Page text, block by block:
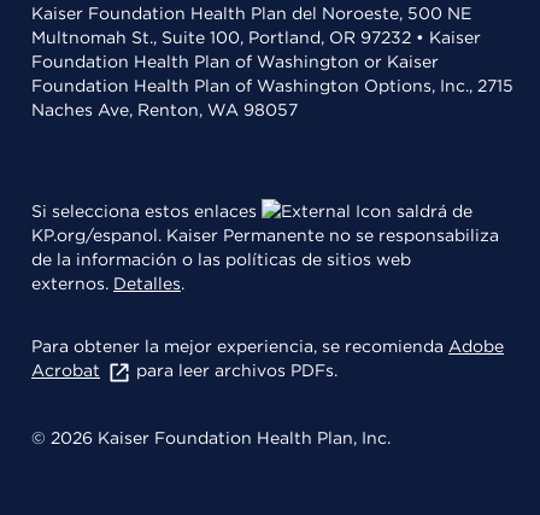
Kaiser Foundation Health Plan del Noroeste, 500 NE
Multnomah St., Suite 100, Portland, OR 97232 • Kaiser
Foundation Health Plan of Washington or Kaiser
Foundation Health Plan of Washington Options, Inc., 2715
Naches Ave, Renton, WA 98057
Si selecciona estos enlaces
saldrá de
KP.org/espanol. Kaiser Permanente no se responsabiliza
de la información o las políticas de sitios web
externos. Detalles.
Para obtener la mejor experiencia, se recomienda Adobe
Acrobat
para leer archivos PDFs.
© 2026 Kaiser Foundation Health Plan, Inc.